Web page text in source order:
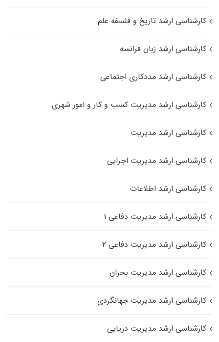
کارشناسی ارشد تاریخ و فلسفه علم
کارشناسی ارشد زبان فرانسه
کارشناسی ارشد مددکاری اجتماعی
کارشناسی ارشد مدیریت کسب و کار و امور شهری
کارشناسی ارشد مدیریت
کارشناسی ارشد مدیریت اجرایی
کارشناسی ارشد اطلاعات
کارشناسی ارشد مدیریت دفاعی ۱
کارشناسی ارشد مدیریت دفاعی ۲
کارشناسی ارشد مدیریت بحران
کارشناسی ارشد مدیریت جهانگردی
کارشناسی ارشد مدیریت دریایی